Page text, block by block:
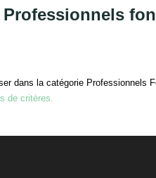
Professionnels
dans la catégorie
de critères.